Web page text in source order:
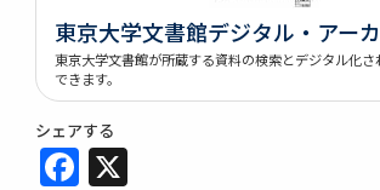
東京大学文書館デジタル・アー
東京大学文書館が所蔵する資料の検索とデジタル化
できます。
シェアする
Facebook